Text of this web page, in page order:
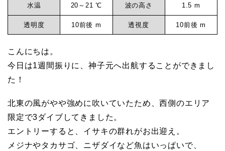
マ
リ
サ
ー
水温 20～21 ℃ 波の高さ 1.5 m
透明度 10前後 m 透視度 10前後 m
こんにちは。
今日は1週間振りに、神子元へ出航することができまし
た！
北東の風がやや強めに吹いていたため、西側のエリア
限定で3ダイブしてきました。
エントリーすると、イサキの群れがお出迎え。
メジナやタカサゴ、ニザダイなど魚はいっぱいで、